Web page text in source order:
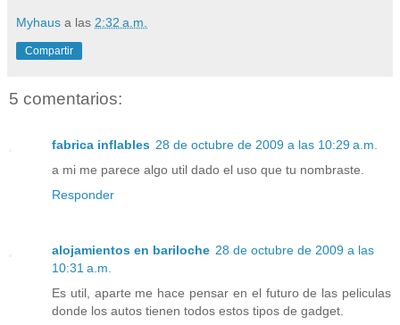
Myhaus a las 2:32 a.m.
Compartir
5 comentarios:
fabrica inflables 28 de octubre de 2009 a las 10:29 a.m.
a mi me parece algo util dado el uso que tu nombraste.
Responder
alojamientos en bariloche 28 de octubre de 2009 a las
10:31 a.m.
Es util, aparte me hace pensar en el futuro de las peliculas
donde los autos tienen todos estos tipos de gadget.